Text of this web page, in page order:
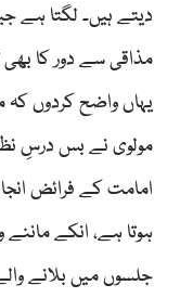
دیتے ہیں۔ لگتا ہے
مذاقی سے دور کا بھی
یہاں واضح کردوں کہ
مولوی نے بس درسِ
امامت کے فرائض انجام
ہوتا ہے، انکے ماننے
جلسوں میں بلانے